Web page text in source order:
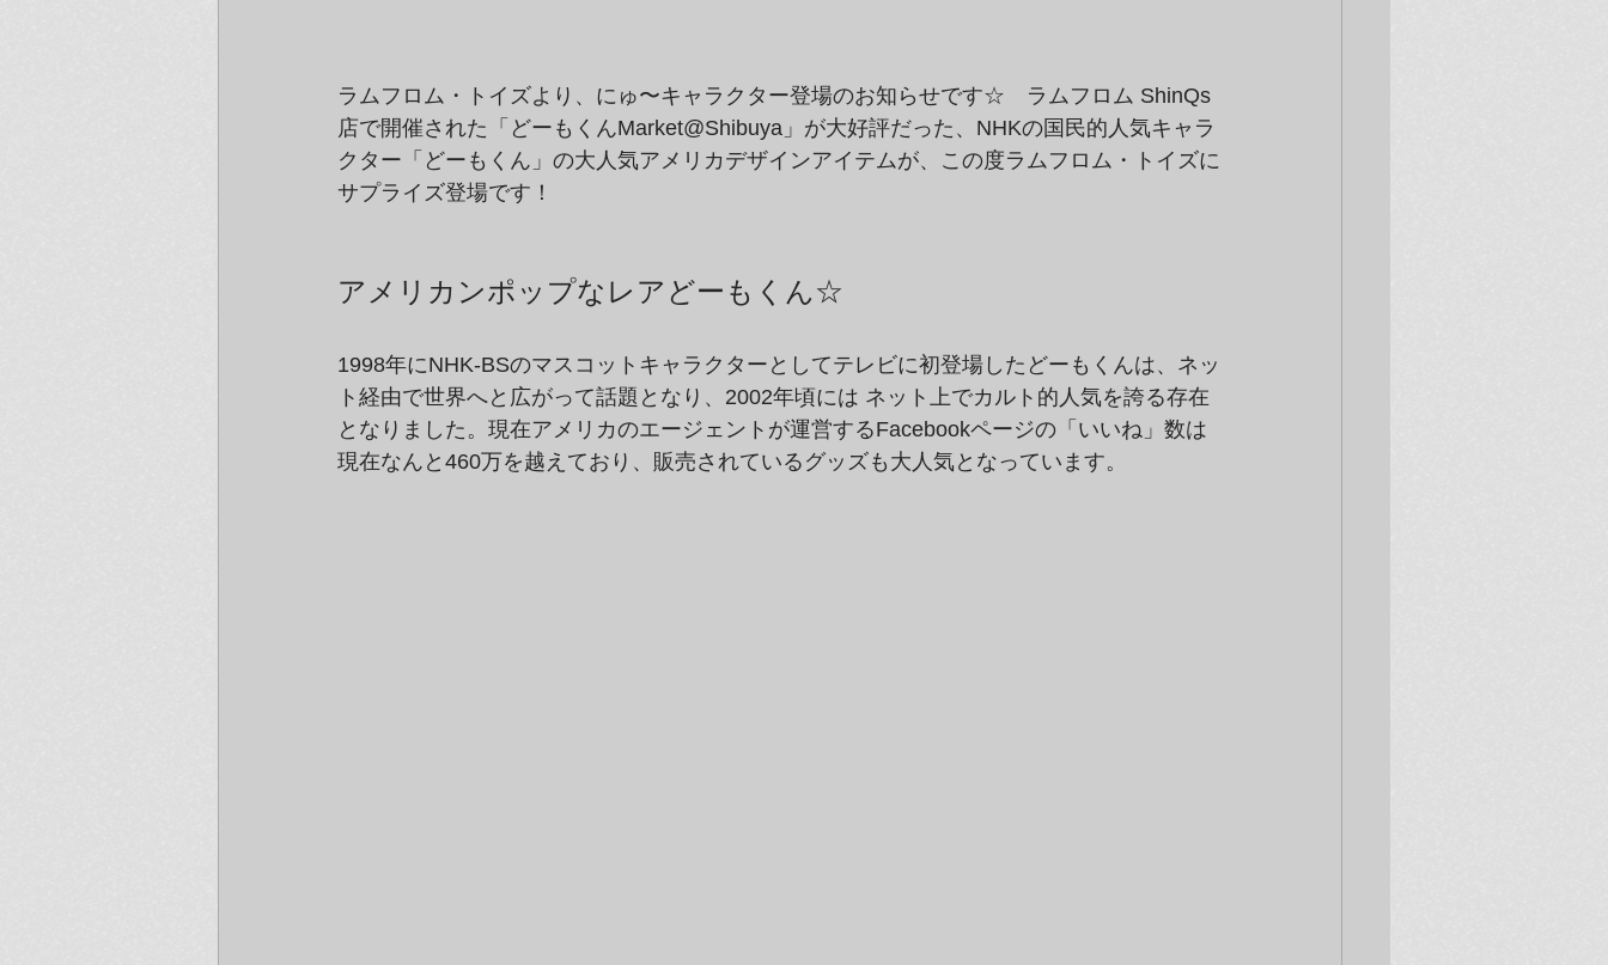
ラムフロム・トイズより、にゅ〜キャラクター登場のお知らせです☆　ラムフロム ShinQs
店で開催された「どーもくんMarket@Shibuya」が大好評だった、NHKの国民的人気キャラ
クター「どーもくん」の大人気アメリカデザインアイテムが、この度ラムフロム・トイズに
サプライズ登場です！
アメリカンポップなレアどーもくん☆
1998年にNHK-BSのマスコットキャラクターとしてテレビに初登場したどーもくんは、ネッ
ト経由で世界へと広がって話題となり、2002年頃には ネット上でカルト的人気を誇る存在
となりました。現在アメリカのエージェントが運営するFacebookページの「いいね」数は
現在なんと460万を越えており、販売されているグッズも大人気となっています。